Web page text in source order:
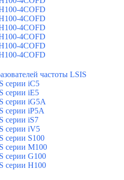
4COFD
4COFD
4COFD
4COFD
4COFD
4COFD
частоты LSIS
серии iC5
серии iE5
серии iG5A
серии iP5A
серии iS7
серии iV5
серии S100
серии M100
серии G100
серии H100